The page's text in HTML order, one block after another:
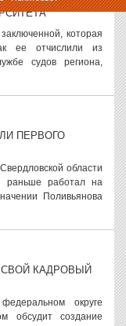
которая
ее отчислили из
судов региона,
ПЕРВОГО
области
раньше работал на
Поливьянова
КАДРОВЫЙ
округе
обсудит создание